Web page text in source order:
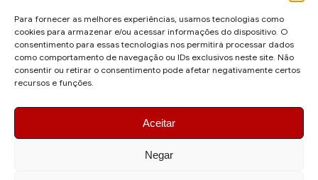
Para fornecer as melhores experiências, usamos tecnologias como
cookies para armazenar e/ou acessar informações do dispositivo. O
consentimento para essas tecnologias nos permitirá processar dados
como comportamento de navegação ou IDs exclusivos neste site. Não
consentir ou retirar o consentimento pode afetar negativamente certos
recursos e funções.
Aceitar
Negar
FALE CONOSCO
Sugestões de Pauta:
ronaldo.valentim150@gmail.com